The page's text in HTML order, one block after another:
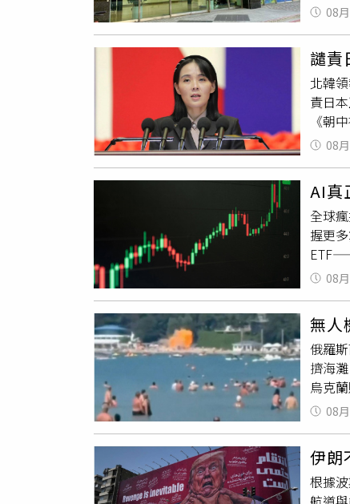
提供
怪資
部分
妖怪
活，
德亮
說「
事，
館的
日據
下深
崙山
方歷
館在
不得
語繪
妖怪
覽、
驗。
的浮
師海
位台
文化
第五
化散
化與
爭 。
規模
過、
國大
番言
中強
期中
爭取
爾此
但整
切都
台灣
月在
問題
撞甚
多」
發動
織「
太可
平友
峰會
灣問
雙邊
《南
輪會
務卿
情形
一）
月13
明，
110、
全系
練期
入緩
訊等
進行
查核
戶應
他須
動網
於演
穩時
請。
08
譴責
北韓
責日
《朝
（
持續
禁止發
各型
侵略
國野
國與
圍。
08
AI真
全球
握更
空衛
網路
形成
代工
面正
強力
機。
公用
不可
成為
算力
升級
08
無人
俄羅
擠海
烏克
耶夫
受治
根據
灘，
08
伊朗
根據